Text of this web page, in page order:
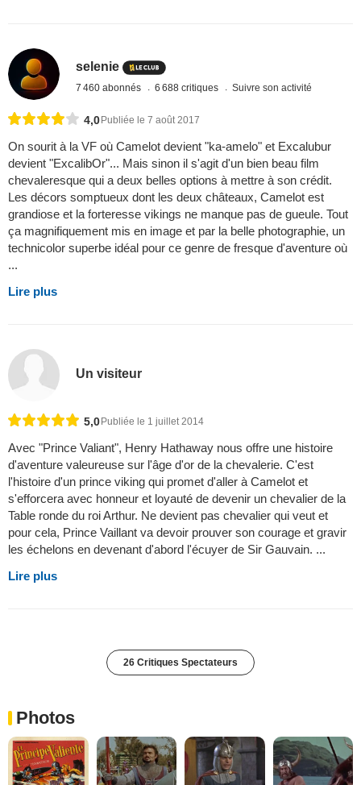
selenie
7 460 abonnés 6 688 critiques Suivre son activité
4,0 Publiée le 7 août 2017
On sourit à la VF où Camelot devient "ka-amelo" et Excalubur
devient "ExcalibOr"... Mais sinon il s'agit d'un bien beau film
chevaleresque qui a deux belles options à mettre à son crédit.
Les décors somptueux dont les deux châteaux, Camelot est
grandiose et la forteresse vikings ne manque pas de gueule. Tout
ça magnifiquement mis en image et par la belle photographie, un
technicolor superbe idéal pour ce genre de fresque d'aventure où
...
Lire plus
Un visiteur
5,0Publiée le 1 juillet 2014
Avec "Prince Valiant", Henry Hathaway nous offre une histoire
d'aventure valeureuse sur l'âge d'or de la chevalerie. C'est
l'histoire d'un prince viking qui promet d'aller à Camelot et
s'efforcera avec honneur et loyauté de devenir un chevalier de la
Table ronde du roi Arthur. Ne devient pas chevalier qui veut et
pour cela, Prince Vaillant va devoir prouver son courage et gravir
les échelons en devenant d'abord l'écuyer de Sir Gauvain. ...
Lire plus
26 Critiques Spectateurs
Photos